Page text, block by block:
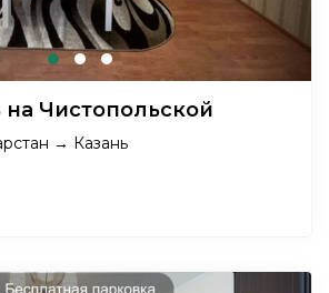
Чистопольской
→ Казань